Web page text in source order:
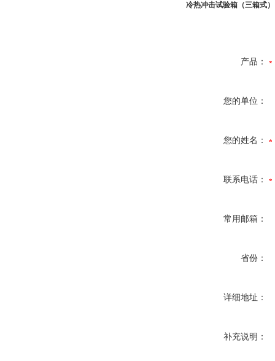
冷热冲击试验箱（三箱式）
产品：
您的单位：
您的姓名：
联系电话：
常用邮箱：
省份：
详细地址：
补充说明：